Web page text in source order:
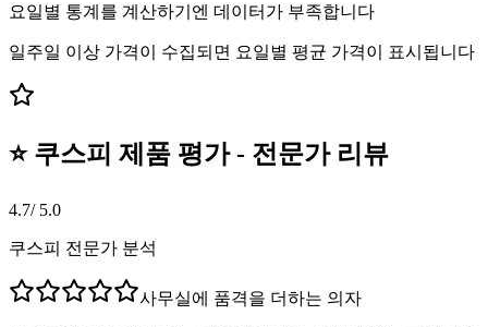
요일별 통계를 계산하기엔 데이터가 부족합니다
일주일 이상 가격이 수집되면 요일별 평균 가격이 표시됩니다
⭐ 쿠스피 제품 평가 - 전문가 리뷰
4.7/ 5.0
쿠스피 전문가 분석
사무실에 품격을 더하는 의자